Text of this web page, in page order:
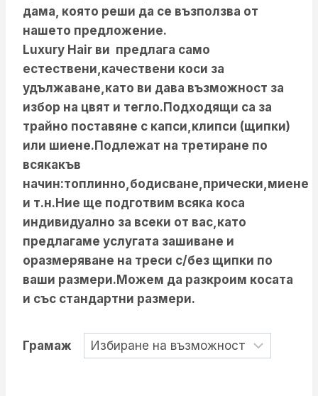
498.99 лв.
дама, която реши да се възползва от
нашето предложение.
Luxury Hair ви предлага само
естествени,качествени коси за
удължаване,като ви дава възможност за
избор на цвят и тегло.Подходящи са за
трайно поставяне с капси,клипси (щипки)
или шиене.Подлежат на третиране по
всякакъв
начин:топлинно,бодисване,прически,миене
и т.н.Ние ще подготвим всяка коса
индивидуално за всеки от вас,като
предлагаме услугата зашиване и
оразмеряване на треси с/без щипки по
ваши размери.Можем да разкроим косата
и със стандартни размери.
Грамаж